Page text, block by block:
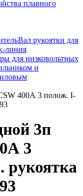
плавного
Вал рукоятки для
линия
для низковольтных
и
400А 3 полож. I-
3п
3